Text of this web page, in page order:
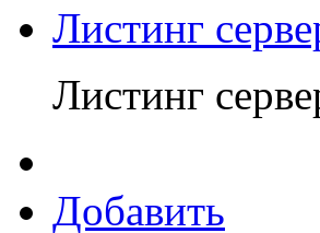
Листинг
Листинг
Добавить